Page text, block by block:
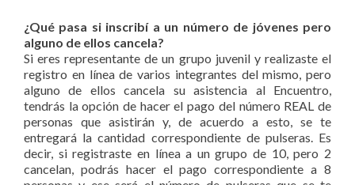
¿Qué pasa si inscribí a un número de jóvenes pero
alguno de ellos cancela?
Si eres representante de un grupo juvenil y realizaste el
registro en línea de varios integrantes del mismo, pero
alguno de ellos cancela su asistencia al Encuentro,
tendrás la opción de hacer el pago del número REAL de
personas que asistirán y, de acuerdo a esto, se te
entregará la cantidad correspondiente de pulseras. Es
decir, si registraste en línea a un grupo de 10, pero 2
cancelan, podrás hacer el pago correspondiente a 8